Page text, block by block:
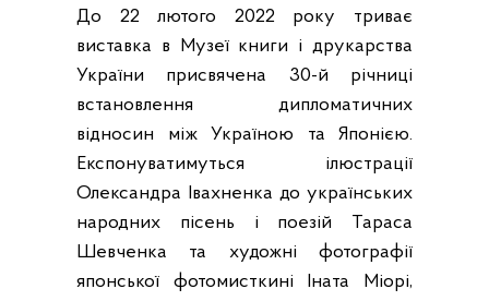
До 22 лютого 2022 року триває
виставка в Музеї книги і друкарства
України присвячена 30-й річниці
встановлення дипломатичних
відносин між Україною та Японією.
Експонуватимуться ілюстрації
Олександра Івахненка до українських
народних пісень і поезій Тараса
Шевченка та художні фотографії
японської фотомисткині Іната Міорі,